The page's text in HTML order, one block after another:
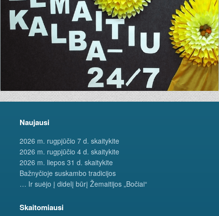
Naujausi
2026 m. rugpjūčio 7 d. skaitykite
2026 m. rugpjūčio 4 d. skaitykite
2026 m. liepos 31 d. skaitykite
Bažnyčioje suskambo tradicijos
… Ir suėjo į didelį būrį Žemaitijos „Bočiai“
Skaitomiausi